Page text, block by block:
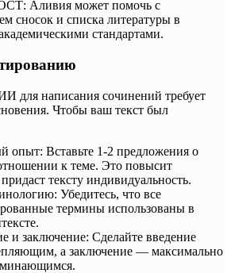
Аливия может помочь с
сносок и списка литературы в
стандартами.
для написания сочинений требует
Чтобы ваш текст был
опыт: Вставьте 1-2 предложения о
к теме. Это повысит
тексту индивидуальность.
Убедитесь, что все
термины использованы в
и заключение: Сделайте введение
а заключение — максимально